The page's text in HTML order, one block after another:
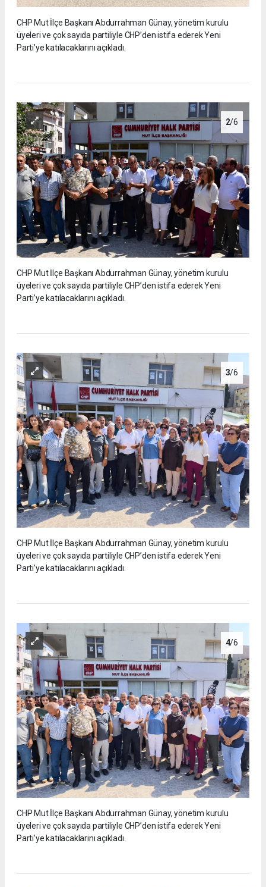
CHP Mut İlçe Başkanı Abdurrahman Günay, yönetim kurulu
üyeleri ve çok sayıda partiliyle CHP’den istifa ederek Yeni
Parti’ye katılacaklarını açıkladı.
2/6
CHP Mut İlçe Başkanı Abdurrahman Günay, yönetim kurulu
üyeleri ve çok sayıda partiliyle CHP’den istifa ederek Yeni
Parti’ye katılacaklarını açıkladı.
3/6
CHP Mut İlçe Başkanı Abdurrahman Günay, yönetim kurulu
üyeleri ve çok sayıda partiliyle CHP’den istifa ederek Yeni
Parti’ye katılacaklarını açıkladı.
4/6
CHP Mut İlçe Başkanı Abdurrahman Günay, yönetim kurulu
üyeleri ve çok sayıda partiliyle CHP’den istifa ederek Yeni
Parti’ye katılacaklarını açıkladı.